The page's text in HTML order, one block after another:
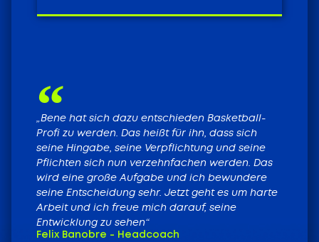
„Bene hat sich dazu entschieden Basketball-
Profi zu werden. Das heißt für ihn, dass sich
seine Hingabe, seine Verpflichtung und seine
Pflichten sich nun verzehnfachen werden. Das
wird eine große Aufgabe und ich bewundere
seine Entscheidung sehr. Jetzt geht es um harte
Arbeit und ich freue mich darauf, seine
Entwicklung zu sehen“
Felix Banobre - Headcoach